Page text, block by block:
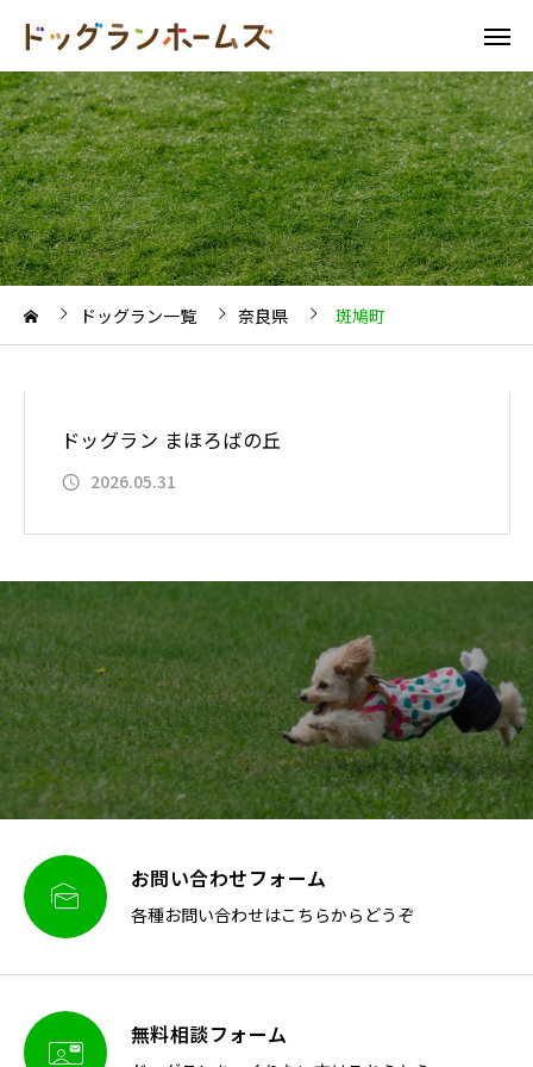
ドッグラン一覧 奈良県 斑鳩町
ドッグラン まほろばの丘
2026.05.31
 お問い合わせフォーム
各種お問い合わせはこちらからどうぞ
 無料相談フォーム